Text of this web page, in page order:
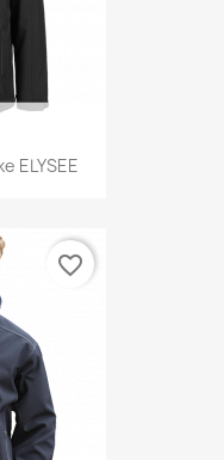
ELYSEE
favorite_border